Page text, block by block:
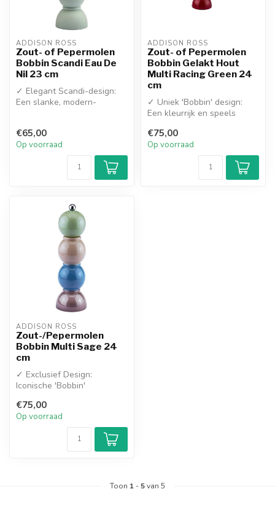
ADDISON ROSS
Zout- of Pepermolen
Bobbin Scandi Eau De
Nil 23 cm
✓ Elegant Scandi-design:
Een slanke, modern-
€65,00
Op voorraad
ADDISON ROSS
Zout- of Pepermolen
Bobbin Gelakt Hout
Multi Racing Green 24
cm
✓ Uniek 'Bobbin' design:
Een kleurrijk en speels
✓ Geleverd ...
€75,00
Op voorraad
ADDISON ROSS
Zout-/Pepermolen
Bobbin Multi Sage 24
cm
✓ Exclusief Design:
Iconische 'Bobbin'
hoogglans lak
✓ ...
€75,00
Op voorraad
Toon 1 -5van 5